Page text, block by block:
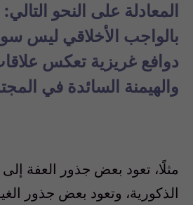
المعادلة على النحو
بالواجب الأخلاقي ليس
دوافع غريزية تعكس
والهيمنة السائدة في
مثلًا، تعود بعض جذور العفة إلى
الذكورية، وتعود بعض جذور